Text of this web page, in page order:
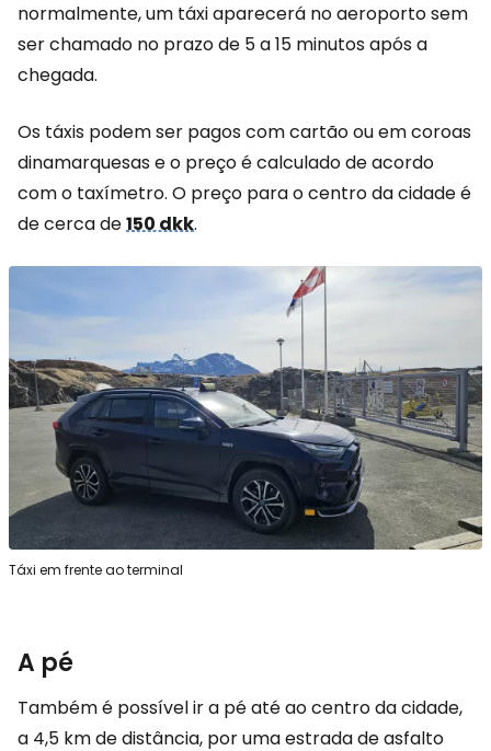
normalmente, um táxi aparecerá no aeroporto sem
ser chamado no prazo de 5 a 15 minutos após a
chegada.
Os táxis podem ser pagos com cartão ou em coroas
dinamarquesas e o preço é calculado de acordo
com o taxímetro. O preço para o centro da cidade é
de cerca de150 dkk.
Táxi em frente ao terminal
A pé
Também é possível ir a pé até ao centro da cidade,
a 4,5 km de distância, por uma estrada de asfalto